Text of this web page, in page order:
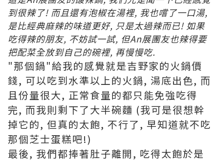
到很辣了! 而且還有泡椒在湯裡, 我也嚐了一口湯,
是比經典麻辣的味道更好, 只是太過辣而已! 如果
吃得辣的朋友, 不妨試一試, 但An展團友也辣得要
把配菜全放到自己的碗裡, 再慢慢吃.
"那個鍋"給我的感覺就是吉野家的火鍋價
錢, 可以吃到水準以上的火鍋, 湯底出色, 而
且份量很大, 正常食量的都只能免強吃得
完, 而我則剩下了大半碗麵 (我可是很想幹
掉它的, 但真的太飽, 不行了, 早知道就不吃
那個芝士蛋糕吧!)
最後, 我們都捧著肚子離開, 吃得太飽於是